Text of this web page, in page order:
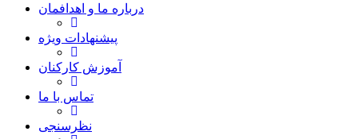
درباره ما و اهدافمان
پیشنهادات ویژه
آموزش کارکنان
تماس با ما
نظرسنجی